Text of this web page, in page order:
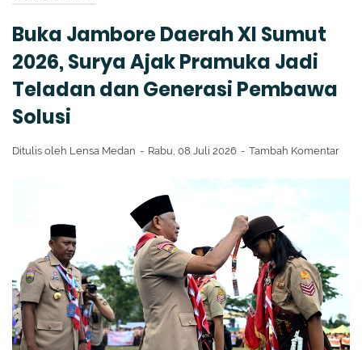
Buka Jambore Daerah XI Sumut
2026, Surya Ajak Pramuka Jadi
Teladan dan Generasi Pembawa
Solusi
Ditulis oleh Lensa Medan Rabu, 08 Juli 2026 Tambah Komentar